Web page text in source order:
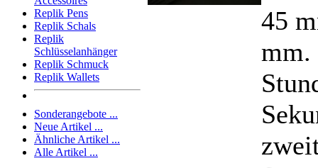
Replik Pens
Replik Schals
Replik
Schlüsselanhänger
Replik Schmuck
Replik Wallets
Sonderangebote ...
Neue Artikel ...
Ähnliche Artikel ...
Alle Artikel ...
45
mm.